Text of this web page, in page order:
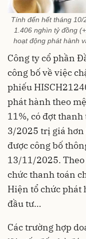
Tính đến hết tháng
1.406 nghìn tỷ đồng
hoạt động phát hành
Công ty cổ phần
công bố về việc
phiếu
phát hành theo
11%, có đợt
3/2025 trị giá
được công bố
13/11/2025. Theo
chức thanh toán
Hiện tổ chức phát
đầu tư…
Các trường hợp